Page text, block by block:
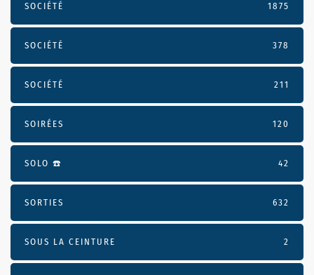
SOCIÉTÉ 1875
SOCIÉTÉ 378
SOCIÉTÉ 211
SOIRÉES 120
SOLO ☎️ 42
SORTIES 632
SOUS LA CEINTURE 2